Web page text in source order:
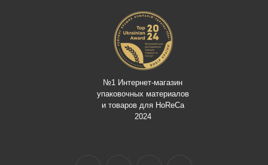
№1 Интернет-магазин
упаковочных материалов
и товаров для HoReCa
2024